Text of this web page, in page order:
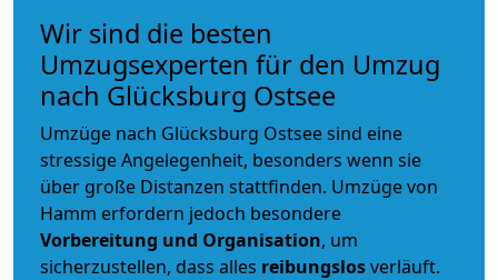
Wir sind die besten
Umzugsexperten für den Umzug
nach Glücksburg Ostsee
Umzüge nach Glücksburg Ostsee sind eine
stressige Angelegenheit, besonders wenn sie
über große Distanzen stattfinden. Umzüge von
Hamm erfordern jedoch besondere
Vorbereitung und Organisation, um
sicherzustellen, dass alles reibungslosverläuft.